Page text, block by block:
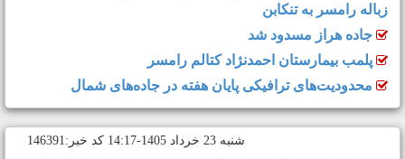
زباله رامسر به تنکابن
جاده هراز مسدود شد
پلمب بیمارستان احمدنژاد کتالم رامسر
محدودیت‌های ترافیکی پایان هفته در جاده‌های شمال
شنبه 23 خرداد 1405-14:17 کد خبر:146391